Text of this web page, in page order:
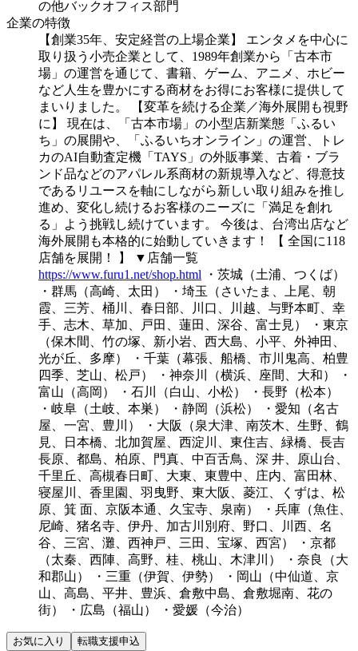
の他バックオフィス部門
企業の特徴
【創業35年、安定経営の上場企業】
エンタメを中心に
取り扱う小売企業として、1989年創業から「古本市
場」の運営を通じて、書籍、ゲーム、アニメ、ホビー
など人生を豊かにする商材をお得にお客様に提供して
まいりました。
【変革を続ける企業／海外展開も視野
に】
現在は、「古本市場」の小型店新業態「ふるい
ち」の展開や、「ふるいちオンライン」の運営、トレ
カのAI自動査定機「TAYS」の外販事業、古着・ブラ
ンド品などのアパレル系商材の新規導入など、得意技
であるリユースを軸にしながら新しい取り組みを推し
進め、変化し続けるお客様のニーズに「満足を創れ
る」よう挑戦し続けています。
今後は、台湾出店など
海外展開も本格的に始動していきます！
【 全国に118
店舗を展開！ 】
▼店舗一覧
https://www.furu1.net/shop.html
・茨城（土浦、つくば）
・群馬（高崎、太田）
・埼玉（さいたま、上尾、朝
霞、三芳、桶川、春日部、川口、川越、与野本町、幸
手、志木、草加、戸田、蓮田、深谷、富士見）
・東京
（保木間、竹の塚、新小岩、西大島、小平、外神田、
光が丘、多摩）
・千葉（幕張、船橋、市川鬼高、柏豊
四季、芝山、松戸）
・神奈川（横浜、座間、大和）
・
富山（高岡）
・石川（白山、小松）
・長野（松本）
・岐阜（土岐、本巣）
・静岡（浜松）
・愛知（名古
屋、一宮、豊川）
・大阪（泉大津、南茨木、生野、鶴
見、日本橋、北加賀屋、西淀川、東住吉、緑橋、長吉
長原、都島、柏原、門真、中百舌鳥、深 井、原山台、
千里丘、高槻春日町、大東、東豊中、庄内、富田林、
寝屋川、香里園、羽曳野、東大阪、菱江、くずは、松
原、箕 面、京阪本通、久宝寺、泉南）
・兵庫（魚住、
尼崎、猪名寺、伊丹、加古川別府、野口、川西、名
谷、三宮、灘、西神戸、三田、宝塚、西宮）
・京都
（太秦、西陣、高野、桂、桃山、木津川）
・奈良（大
和郡山）
・三重（伊賀、伊勢）
・岡山（中仙道、京
山、高島、平井、豊浜、倉敷中島、倉敷堀南、花の
街）
・広島（福山） ・愛媛（今治）
お気に入り 転職支援申込